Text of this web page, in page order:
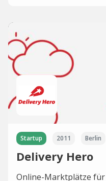
Startup 2011 Berlin
Delivery Hero
Online-Marktplätze